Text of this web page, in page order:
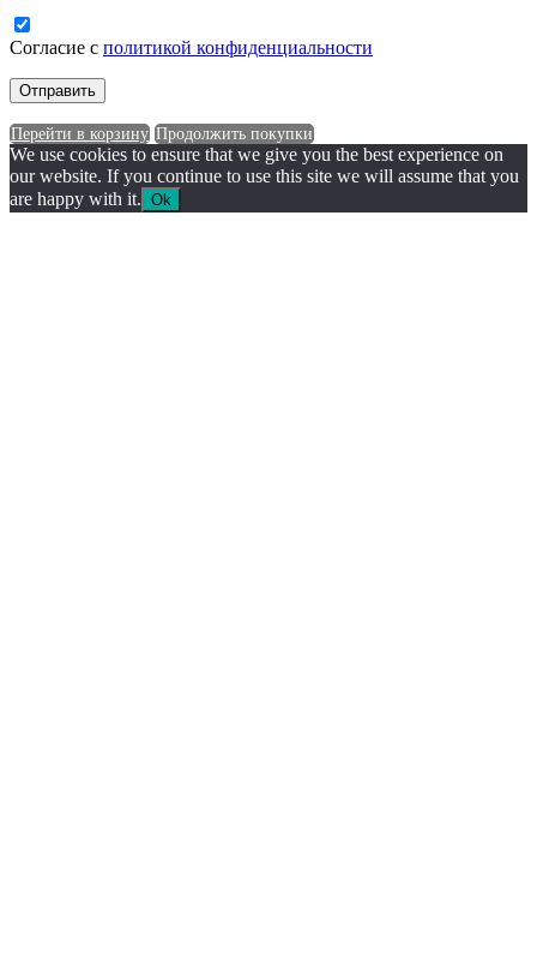
Согласие с политикой конфиденциальности
Перейти в корзину Продолжить покупки
We use cookies to ensure that we give you the best experience on
our website. If you continue to use this site we will assume that you
are happy with it. Ok